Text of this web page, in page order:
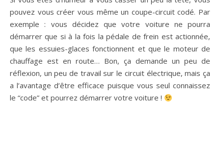
pouvez vous créer vous même un coupe-circuit codé. Par
exemple : vous décidez que votre voiture ne pourra
démarrer que si à la fois la pédale de frein est actionnée,
que les essuies-glaces fonctionnent et que le moteur de
chauffage est en route… Bon, ça demande un peu de
réflexion, un peu de travail sur le circuit électrique, mais ça
a l’avantage d’être efficace puisque vous seul connaissez
le “code” et pourrez démarrer votre voiture !